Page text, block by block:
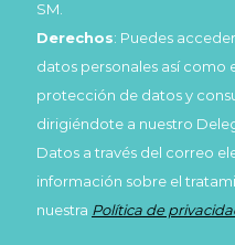
SM.
Derechos: Puedes
datos personales así como
protección de datos y
dirigiéndote a nuestro
Datos a través del correo
información sobre el
nuestra Política de